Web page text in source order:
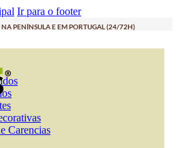
Ir para o footer
PENÍNSULA E EM PORTUGAL (24/72H)
Carencias